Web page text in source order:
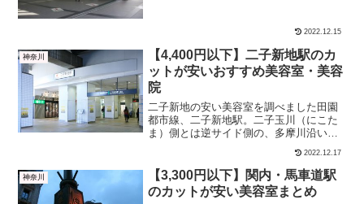
ットのみにわけて紹介します。【カット
2022.12.15
神奈川
【4,400円以下】二子新地駅のカ
ットが安いおすすめ美容室・美容
院
二子新地の安い美容室を調べました田園
都市線、二子新地駅。二子玉川（にこた
ま）側とは逆サイド側の、多摩川沿いの
駅ですが、知名度的には圧倒的ににこた
まに負けてしまっているような気もしな
くもないですが・・・二子新地は夏シー
ズンは土日は特に混雑して...
2022.12.17
神奈川
【3,300円以下】関内・馬車道駅
のカットが安い美容室まとめ